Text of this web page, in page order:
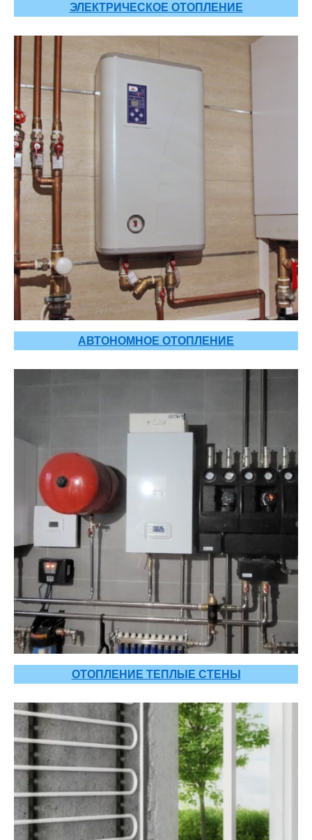
ЭЛЕКТРИЧЕСКОЕ ОТОПЛЕНИЕ
АВТОНОМНОЕ ОТОПЛЕНИЕ
ОТОПЛЕНИЕ ТЕПЛЫЕ СТЕНЫ